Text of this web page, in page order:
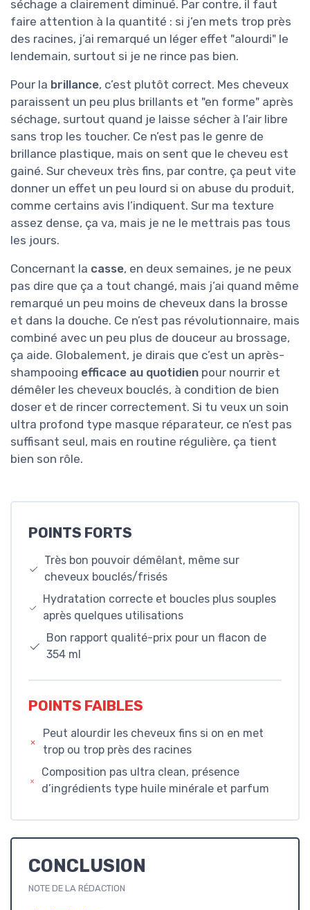
séchage a clairement diminué. Par contre, il faut
faire attention à la quantité : si j’en mets trop près
des racines, j’ai remarqué un léger effet "alourdi" le
lendemain, surtout si je ne rince pas bien.
Pour la brillance, c’est plutôt correct. Mes cheveux
paraissent un peu plus brillants et "en forme" après
séchage, surtout quand je laisse sécher à l’air libre
sans trop les toucher. Ce n’est pas le genre de
brillance plastique, mais on sent que le cheveu est
gainé. Sur cheveux très fins, par contre, ça peut vite
donner un effet un peu lourd si on abuse du produit,
comme certains avis l’indiquent. Sur ma texture
assez dense, ça va, mais je ne le mettrais pas tous
les jours.
Concernant la casse, en deux semaines, je ne peux
pas dire que ça a tout changé, mais j’ai quand même
remarqué un peu moins de cheveux dans la brosse
et dans la douche. Ce n’est pas révolutionnaire, mais
combiné avec un peu plus de douceur au brossage,
ça aide. Globalement, je dirais que c’est un après-
shampooing efficace au quotidien pour nourrir et
démêler les cheveux bouclés, à condition de bien
doser et de rincer correctement. Si tu veux un soin
ultra profond type masque réparateur, ce n’est pas
suffisant seul, mais en routine régulière, ça tient
bien son rôle.
POINTS FORTS
Très bon pouvoir démêlant, même sur
cheveux bouclés/frisés
Hydratation correcte et boucles plus souples
après quelques utilisations
Bon rapport qualité-prix pour un flacon de
354 ml
POINTS FAIBLES
Peut alourdir les cheveux fins si on en met
trop ou trop près des racines
Composition pas ultra clean, présence
d’ingrédients type huile minérale et parfum
CONCLUSION
NOTE DE LA RÉDACTION